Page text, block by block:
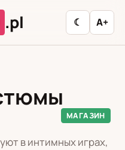
.pl ☾ A+
К
МАГАЗИН
в интимных играх,